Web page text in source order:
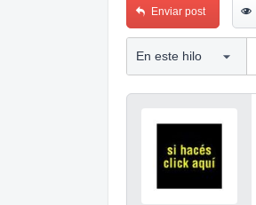
Enviar post